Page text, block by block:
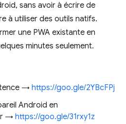
sans avoir à écrire de
à utiliser des outils natifs.
une PWA existante en
minutes seulement.
→ https://goo.gle/2YBcFPj
Android en
→https://goo.gle/31rxy1z